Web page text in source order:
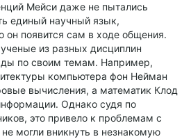
Мейси даже не пытались
единый научный язык,
он появится сам в ходе общения.
из разных дисциплин
по своим темам. Например,
компьютера фон Нейман
вычисления, а математик Клод
Однако судя по
это привело к проблемам с
могли вникнуть в незнакомую